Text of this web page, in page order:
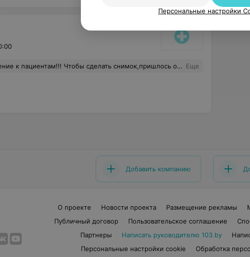
попьет чай,поговорит по телефону по личным вопросам,попечатает,в итоге она сказала,что забыла про меня! И самое главное,что снимок нужного зуба оказался не информативным.в государственной поликлинике отношение лучше. Еще
Добавить компанию
О проекте Новости проекта Размещение рекламы
Публичный договор
Пользовательское соглашение
Партнеры
Написать руководителю 103.by
Персональные настройки cookie
Обработка
Персональные настройки